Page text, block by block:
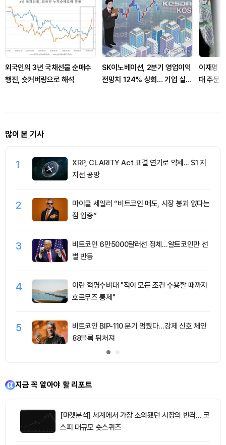
외국인의 3년 국채선물 순매수
행진, 숏커버링으로 해석
SK이노베이션, 2분기 영업이익
전망치 124% 상회… 기업 실적
이재명
대 주문
많이 본 기사
1
XRP, CLARITY Act 표결 연기로 약세... $1 지
지선 공방
2
마이클 세일러 “비트코인 매도, 시장 붕괴 없다는
점 입증”
3
비트코인 6만5000달러선 정체…알트코인만 선
별 반등
4
이란 혁명수비대 "적이 모든 조건 수용할 때까지
호르무즈 통제"
5
비트코인 BIP-110 분기 멈췄다…강제 신호 체인
88블록 뒤처져
지금 꼭 알아야 할 리포트
[마켓분석] 세계에서 가장 소외됐던 시장의 반격… 코
스피 대규모 숏스퀴즈